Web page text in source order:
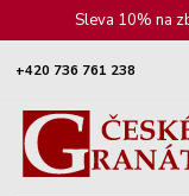
Sleva 10% na
+420 736 761 238